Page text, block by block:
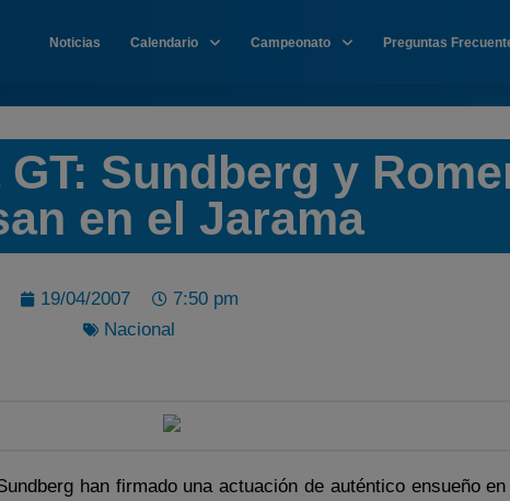
Noticias Calendario Campeonato Preguntas
GT: Sundberg y
en el Jarama
19/04/2007
7:50 pm
Nacional
han firmado una actuación de auténtico ensueño